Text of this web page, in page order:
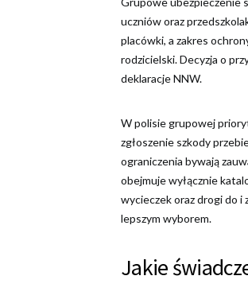
uczniów oraz
placówki, a zakres
rodzicielski. Decyzja o
deklaracje NNW.
W polisie grupowej
zgłoszenie szkody
ograniczenia bywają
obejmuje wyłącznie
wycieczek oraz drogi do i
lepszym wyborem.
Jakie